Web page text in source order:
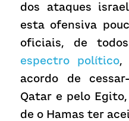
dos ataques
esta ofensiva
oficiais, de
espectro político,
acordo de
Qatar e pelo
de o Hamas ter